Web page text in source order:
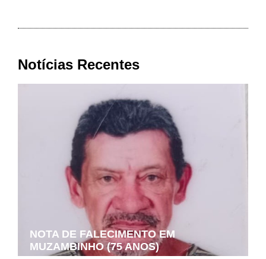
Notícias Recentes
NOTA DE FALECIMENTO EM
MUZAMBINHO (75 ANOS)